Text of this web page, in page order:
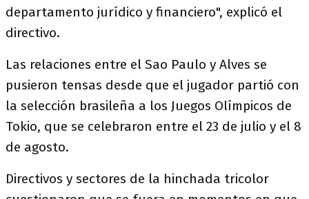
departamento jurídico y financiero", explicó el
directivo.
Las relaciones entre el Sao Paulo y Alves se
pusieron tensas desde que el jugador partió con
la selección brasileña a los Juegos Olímpicos de
Tokio, que se celebraron entre el 23 de julio y el 8
de agosto.
Directivos y sectores de la hinchada tricolor